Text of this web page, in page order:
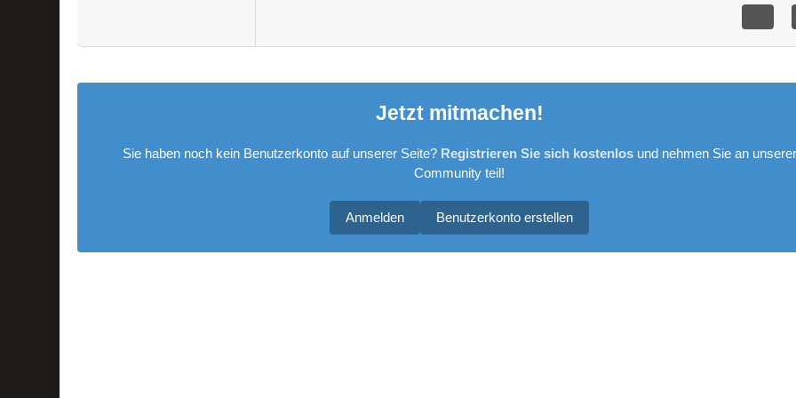
Jetzt mitmachen!
Sie haben noch kein Benutzerkonto auf unserer Seite? Registrieren Sie sich kostenlosund nehmen Sie an unserer
Community teil!
Benutzerkonto erstellen
Anmelden